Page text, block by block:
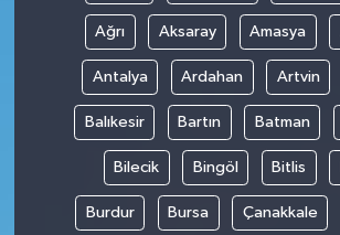
Ağrı Aksaray Amasya
Antalya Ardahan Artvin
Balıkesir Bartın Batman
Bilecik Bingöl Bitlis
Burdur Bursa Çanakkale